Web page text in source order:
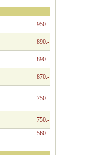
950.-
890.-
890.-
870.-
750.-
750.-
560.-